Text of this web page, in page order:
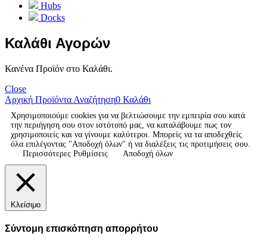
Hubs
Docks
Καλάθι Αγορών
Κανένα Προϊόν στο Καλάθι.
Close
Αρχική Προϊόντα Αναζήτηση0 Καλάθι
Χρησιμοποιούμε cookies για να βελτιώσουμε την εμπειρία σου κατά
την περιήγηση σου στον ιστότοπό μας, να καταλάβουμε πως τον
χρησιμοποιείς και να γίνουμε καλύτεροι. Μπορείς να τα αποδεχθείς
όλα επιλέγοντας "Αποδοχή όλων" ή να διαλέξεις τις προτιμήσεις σου.
Περισσότερες Ρυθμίσεις
Αποδοχή όλων
Κλείσιμο
Σύντομη επισκόπηση απορρήτου